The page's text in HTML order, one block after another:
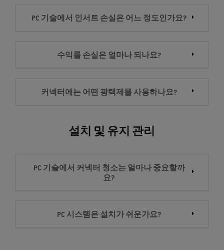
PC 기술에서 인서트 손실은 어느 정도인가요?
수익률 손실은 얼마나 되나요?
커넥터에는 어떤 광택제를 사용하나요?
설치 및 유지 관리
PC 기술에서 커넥터 청소는 얼마나 중요할까
요?
PC 시스템은 설치가 쉬운가요?